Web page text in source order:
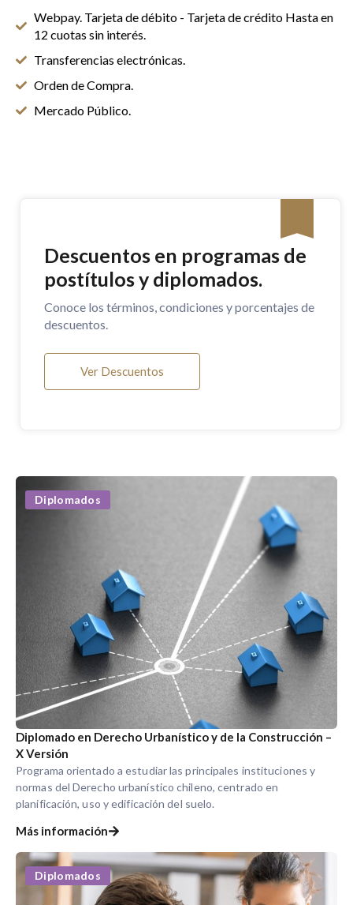
Webpay. Tarjeta de débito - Tarjeta de crédito Hasta en
12 cuotas sin interés.
Transferencias electrónicas.
Orden de Compra.
Mercado Público.
Descuentos en programas de
postítulos y diplomados.
Conoce los términos, condiciones y porcentajes de
descuentos.
Ver Descuentos
Diplomados
Diplomado en Derecho Urbanístico y de la Construcción –
X Versión
Programa orientado a estudiar las principales instituciones y
normas del Derecho urbanístico chileno, centrado en
planificación, uso y edificación del suelo.
Más información
Diplomados